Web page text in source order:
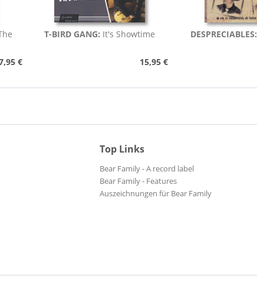
€
T-BIRD GANG: It's Showtime
15,95 €
DESPRECIABLES:
Top Links
Bear Family - A record label
Bear Family - Features
Auszeichnungen für Bear Family